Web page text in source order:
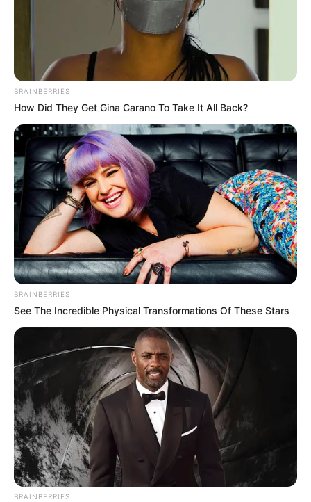
Top 8 Movies Based On Real Life. You Have To Watch
Them!
BRAINBERRIES
Magnetic Floating Bed: All That Luxury For Mere $1.6
Mil?
BRAINBERRIES
BRAINBERRIES
How Did They Get Gina Carano To Take It All Back?
BRAINBERRIES
See The Incredible Physical Transformations Of These Stars
BRAINBERRIES